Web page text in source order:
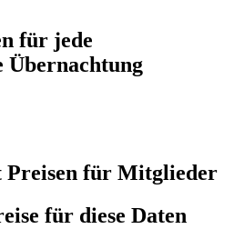
für jede
Übernachtung
Preisen für Mitglieder
für diese Daten